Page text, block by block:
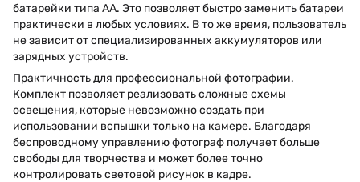
батарейки типа AA. Это позволяет быстро заменить батареи
практически в любых условиях. В то же время, пользователь
не зависит от специализированных аккумуляторов или
зарядных устройств.
Практичность для профессиональной фотографии.
Комплект позволяет реализовать сложные схемы
освещения, которые невозможно создать при
использовании вспышки только на камере. Благодаря
беспроводному управлению фотограф получает больше
свободы для творчества и может более точно
контролировать световой рисунок в кадре.